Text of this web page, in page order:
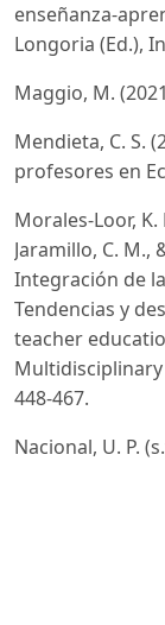
enseñanza-
Longoria (Ed.),
Maggio, M.
Mendieta, C. S.
profesores en
Morales-Loor, K.
Jaramillo, C. M.,
Integración de
Tendencias y
teacher
Multidisciplinary
448-467.
Nacional, U. P.